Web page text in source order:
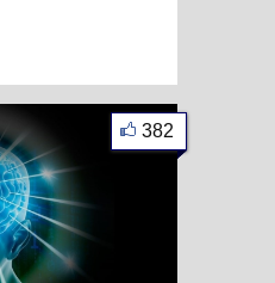
382